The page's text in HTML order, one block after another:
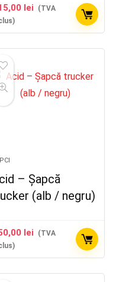
lei
(TVA
– Șapcă
(alb / negru)
lei
(TVA